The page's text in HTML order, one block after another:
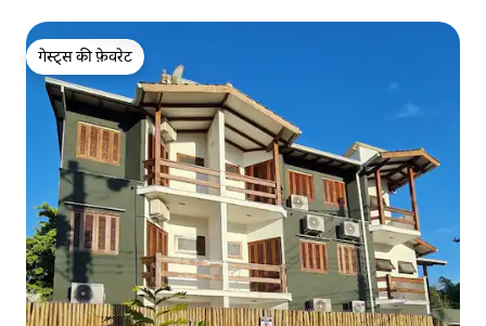
गेस्ट्स की फ़ेवरेट
गेस्ट्स की फ़ेवरेट